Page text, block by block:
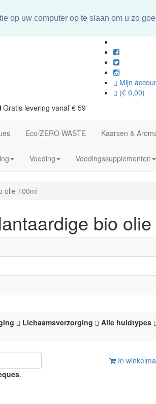
op uw computer op te slaan om u zo
Mijn
(€ 0,00)
Gratis levering vanaf € 59
Eco/ZERO WASTE Kaarsen &
Voeding Voedingssupplementen
olie 100ml
bio
Lichaamsverzorging
Alle huidtypes
In
.